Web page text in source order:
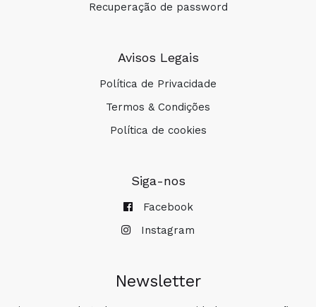
Recuperação de password
Avisos Legais
Política de Privacidade
Termos & Condições
Política de cookies
Siga-nos
Facebook
Instagram
Newsletter